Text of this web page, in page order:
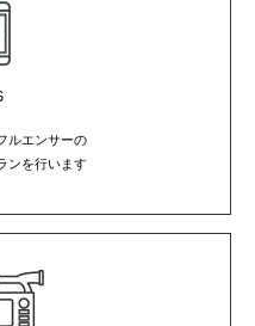
ルエンサーの
ンを行います